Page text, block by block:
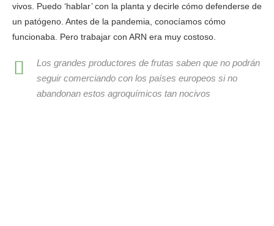
vivos. Puedo ‘hablar’ con la planta y decirle cómo defenderse de
un patógeno. Antes de la pandemia, conocíamos cómo
funcionaba. Pero trabajar con ARN era muy costoso.
Los grandes productores de frutas saben que no podrán
seguir comerciando con los países europeos si no
abandonan estos agroquímicos tan nocivos